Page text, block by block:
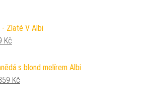
- Zlaté V Albi
cena byla: 99 Kč.
Kč
s blond melírem Albi
cena byla: 399 Kč.
Kč